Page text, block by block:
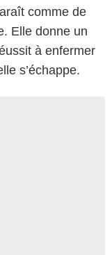
comme de
Elle donne un
à enfermer
s’échappe.